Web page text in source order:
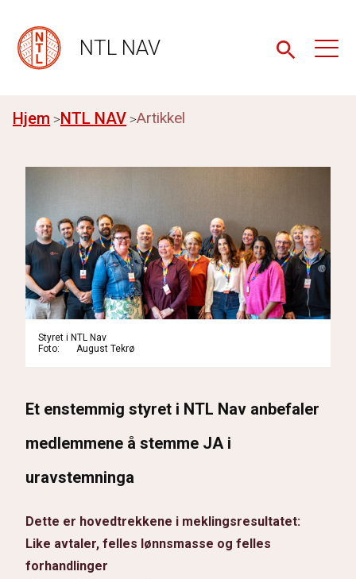
NTL NAV
Hjem NTL NAV Artikkel
Styret i NTL Nav
Foto
August Tekrø
Et enstemmig styret i NTL Nav anbefaler
medlemmene å stemme JA i
uravstemninga
Dette er hovedtrekkene i meklingsresultatet:
Like avtaler, felles lønnsmasse og felles
forhandlinger